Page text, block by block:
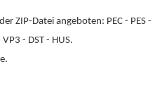
ZIP-Datei angeboten: PEC - PES -
VP3 - DST - HUS.